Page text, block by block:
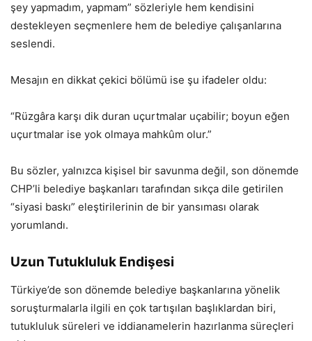
şey yapmadım, yapmam” sözleriyle hem kendisini
destekleyen seçmenlere hem de belediye çalışanlarına
seslendi.
Mesajın en dikkat çekici bölümü ise şu ifadeler oldu:
“Rüzgâra karşı dik duran uçurtmalar uçabilir; boyun eğen
uçurtmalar ise yok olmaya mahkûm olur.”
Bu sözler, yalnızca kişisel bir savunma değil, son dönemde
CHP’li belediye başkanları tarafından sıkça dile getirilen
“siyasi baskı” eleştirilerinin de bir yansıması olarak
yorumlandı.
Uzun Tutukluluk Endişesi
Türkiye’de son dönemde belediye başkanlarına yönelik
soruşturmalarla ilgili en çok tartışılan başlıklardan biri,
tutukluluk süreleri ve iddianamelerin hazırlanma süreçleri